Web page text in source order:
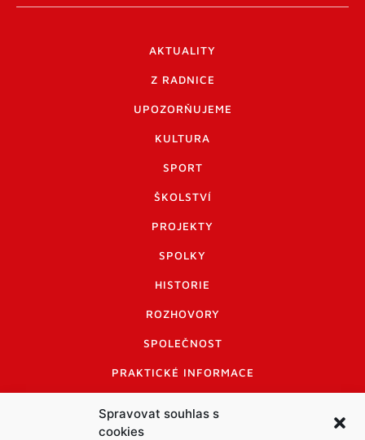
Spravovat souhlas s
cookies
AKTUALITY
Z RADNICE
UPOZORŇUJEME
KULTURA
SPORT
ŠKOLSTVÍ
PROJEKTY
SPOLKY
HISTORIE
ROZHOVORY
SPOLEČNOST
PRAKTICKÉ INFORMACE
INFORMACE A KODEX DISKUTUJÍCÍCH